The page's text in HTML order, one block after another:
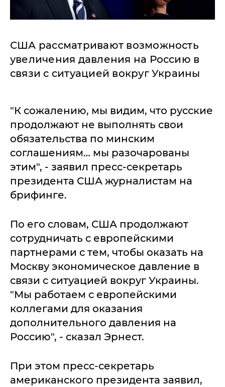
США рассматривают возможность
увеличения давления на Россию в
связи с ситуацией вокруг Украины
"К сожалению, мы видим, что русские
продолжают не выполнять свои
обязательства по минским
соглашениям… мы разочарованы
этим", - заявил пресс-секретарь
президента США журналистам на
брифинге.
По его словам, США продолжают
сотрудничать с европейскими
партнерами с тем, чтобы оказать на
Москву экономическое давление в
связи с ситуацией вокруг Украины.
"Мы работаем с европейскими
коллегами для оказания
дополнительного давления на
Россию", - сказал Эрнест.
При этом пресс-секретарь
американского президента заявил,